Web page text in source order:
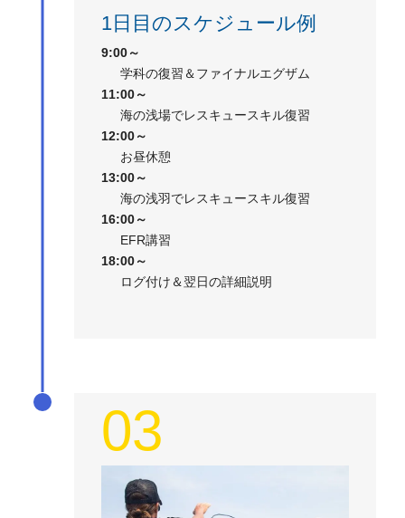
1日目のスケジュール例
9:00～
学科の復習＆ファイナルエグザム
11:00～
海の浅場でレスキュースキル復習
12:00～
お昼休憩
13:00～
海の浅羽でレスキュースキル復習
16:00～
EFR講習
18:00～
ログ付け＆翌日の詳細説明
03